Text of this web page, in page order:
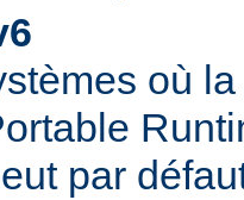
où
par